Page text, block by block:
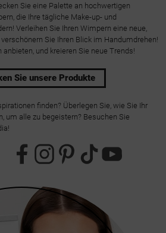
Sie eine Palette an hochwertigen
die Ihre tägliche Make-up- und
Verleihen Sie Ihren Wimpern eine neue,
Sie Ihren Blick im Handumdrehen!
und kreieren Sie neue Trends!
Sie unsere Produkte
finden? Überlegen Sie, wie Sie Ihr
um alle zu begeistern? Besuchen Sie